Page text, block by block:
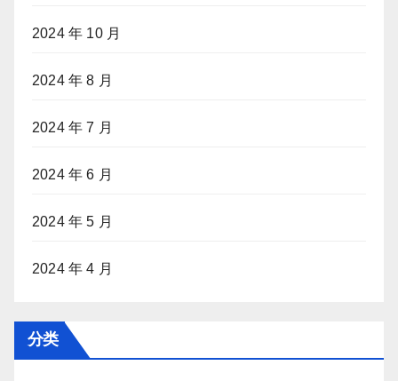
2024 年 10 月
2024 年 8 月
2024 年 7 月
2024 年 6 月
2024 年 5 月
2024 年 4 月
分类